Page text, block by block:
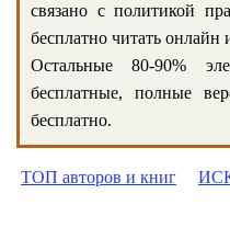
связано с политикой
бесплатно читать онлайн
Остальные 80-90%
бесплатные, полные
бесплатно.
ТОП авторов и книг